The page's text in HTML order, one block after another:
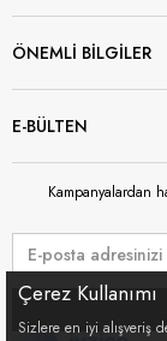
ÖNEMLİ BİLGİLER
E-BÜLTEN
Kampanyalardan
Çerez Kullanımı
Sizlere en iyi alışveriş